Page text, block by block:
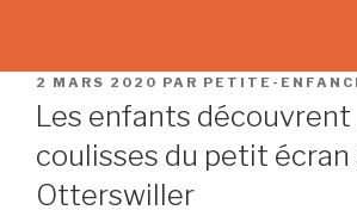
2 MARS 2020 PAR PETITE-
Les enfants découvrent
coulisses du petit écran
Otterswiller